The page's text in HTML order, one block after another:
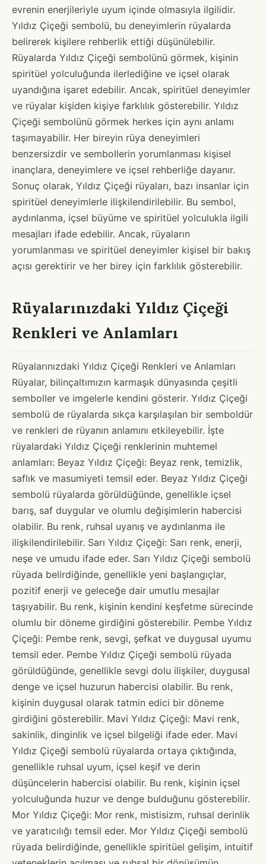
evrenin enerjileriyle uyum içinde olmasıyla ilgilidir.
Yıldız Çiçeği sembolü, bu deneyimlerin rüyalarda
belirerek kişilere rehberlik ettiği düşünülebilir.
Rüyalarda Yıldız Çiçeği sembolünü görmek, kişinin
spiritüel yolculuğunda ilerlediğine ve içsel olarak
uyandığına işaret edebilir. Ancak, spiritüel deneyimler
ve rüyalar kişiden kişiye farklılık gösterebilir. Yıldız
Çiçeği sembolünü görmek herkes için aynı anlamı
taşımayabilir. Her bireyin rüya deneyimleri
benzersizdir ve sembollerin yorumlanması kişisel
inançlara, deneyimlere ve içsel rehberliğe dayanır.
Sonuç olarak, Yıldız Çiçeği rüyaları, bazı insanlar için
spiritüel deneyimlerle ilişkilendirilebilir. Bu sembol,
aydınlanma, içsel büyüme ve spiritüel yolculukla ilgili
mesajları ifade edebilir. Ancak, rüyaların
yorumlanması ve spiritüel deneyimler kişisel bir bakış
açısı gerektirir ve her birey için farklılık gösterebilir.
Rüyalarınızdaki Yıldız Çiçeği
Renkleri ve Anlamları
Rüyalarınızdaki Yıldız Çiçeği Renkleri ve Anlamları
Rüyalar, bilinçaltımızın karmaşık dünyasında çeşitli
semboller ve imgelerle kendini gösterir. Yıldız Çiçeği
sembolü de rüyalarda sıkça karşılaşılan bir semboldür
ve renkleri de rüyanın anlamını etkileyebilir. İşte
rüyalardaki Yıldız Çiçeği renklerinin muhtemel
anlamları: Beyaz Yıldız Çiçeği: Beyaz renk, temizlik,
saflık ve masumiyeti temsil eder. Beyaz Yıldız Çiçeği
sembolü rüyalarda görüldüğünde, genellikle içsel
barış, saf duygular ve olumlu değişimlerin habercisi
olabilir. Bu renk, ruhsal uyanış ve aydınlanma ile
ilişkilendirilebilir. Sarı Yıldız Çiçeği: Sarı renk, enerji,
neşe ve umudu ifade eder. Sarı Yıldız Çiçeği sembolü
rüyada belirdiğinde, genellikle yeni başlangıçlar,
pozitif enerji ve geleceğe dair umutlu mesajlar
taşıyabilir. Bu renk, kişinin kendini keşfetme sürecinde
olumlu bir döneme girdiğini gösterebilir. Pembe Yıldız
Çiçeği: Pembe renk, sevgi, şefkat ve duygusal uyumu
temsil eder. Pembe Yıldız Çiçeği sembolü rüyada
görüldüğünde, genellikle sevgi dolu ilişkiler, duygusal
denge ve içsel huzurun habercisi olabilir. Bu renk,
kişinin duygusal olarak tatmin edici bir döneme
girdiğini gösterebilir. Mavi Yıldız Çiçeği: Mavi renk,
sakinlik, dinginlik ve içsel bilgeliği ifade eder. Mavi
Yıldız Çiçeği sembolü rüyalarda ortaya çıktığında,
genellikle ruhsal uyum, içsel keşif ve derin
düşüncelerin habercisi olabilir. Bu renk, kişinin içsel
yolculuğunda huzur ve denge bulduğunu gösterebilir.
Mor Yıldız Çiçeği: Mor renk, mistisizm, ruhsal derinlik
ve yaratıcılığı temsil eder. Mor Yıldız Çiçeği sembolü
rüyada belirdiğinde, genellikle spiritüel gelişim, intuitif